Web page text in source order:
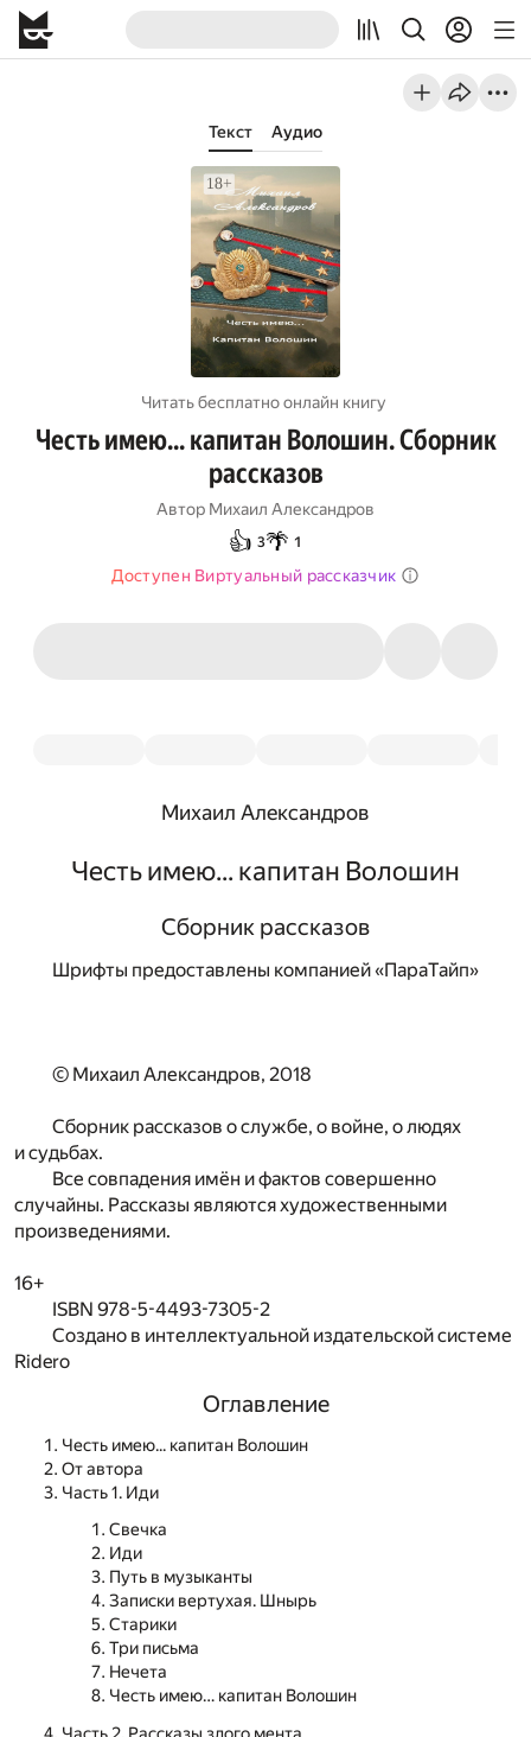
Текст Аудио
Читать бесплатно онлайн книгу
Честь имею... капитан Волошин. Сборник
рассказов
Автор Михаил Александров
👍 3🌴 1
Доступен Виртуальный рассказчик
Михаил Александров
Честь имею... капитан Волошин
Сборник рассказов
Шрифты предоставлены компанией «ПараТайп»
© Михаил Александров, 2018
Сборник рассказов о службе, о войне, о людях
и судьбах.
Все совпадения имён и фактов совершенно
случайны. Рассказы являются художественными
произведениями.
16+
ISBN 978-5-4493-7305-2
Создано в интеллектуальной издательской системе
Ridero
Оглавление
Честь имею... капитан Волошин
От автора
Часть 1. Иди
Свечка
Иди
Путь в музыканты
Записки вертухая. Шнырь
Старики
Три письма
Нечета
Честь имею… капитан Волошин